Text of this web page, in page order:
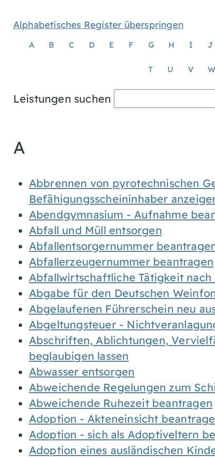
Alphabetisches Register überspringen
A B C D E F G H I J
T U V W
Leistungen suchen
A
Abbrennen von pyrotechnischen
Befähigungsscheininhaber
Abendgymnasium - Aufnahme
Abfall und Müll entsorgen
Abfallentsorgernummer
Abfallerzeugernummer beantragen
Abfallwirtschaftliche Tätigkeit
Abgabe für den Deutschen
Abgelaufenen Führerschein neu
Abgeltungsteuer -
Abschriften, Ablichtungen,
beglaubigen lassen
Abwasser entsorgen
Abweichende Regelungen zum
Abweichende Ruhezeit beantragen
Adoption - Akteneinsicht
Adoption - sich als Adoptiveltern
Adoption eines ausländischen